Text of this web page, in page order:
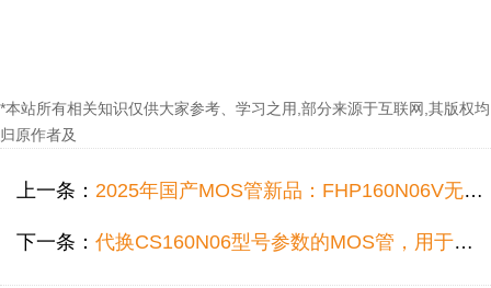
*本站所有相关知识仅供大家参考、学习之用,部分来源于互联网,其版权均
归原作者及
上一条： 2025年国产MOS管新品：FHP160N06V无缝代换HY3606P、IRFB3306PbF型号参数
下一条： 代换CS160N06型号参数的MOS管，用于电机驱动控制器电路！